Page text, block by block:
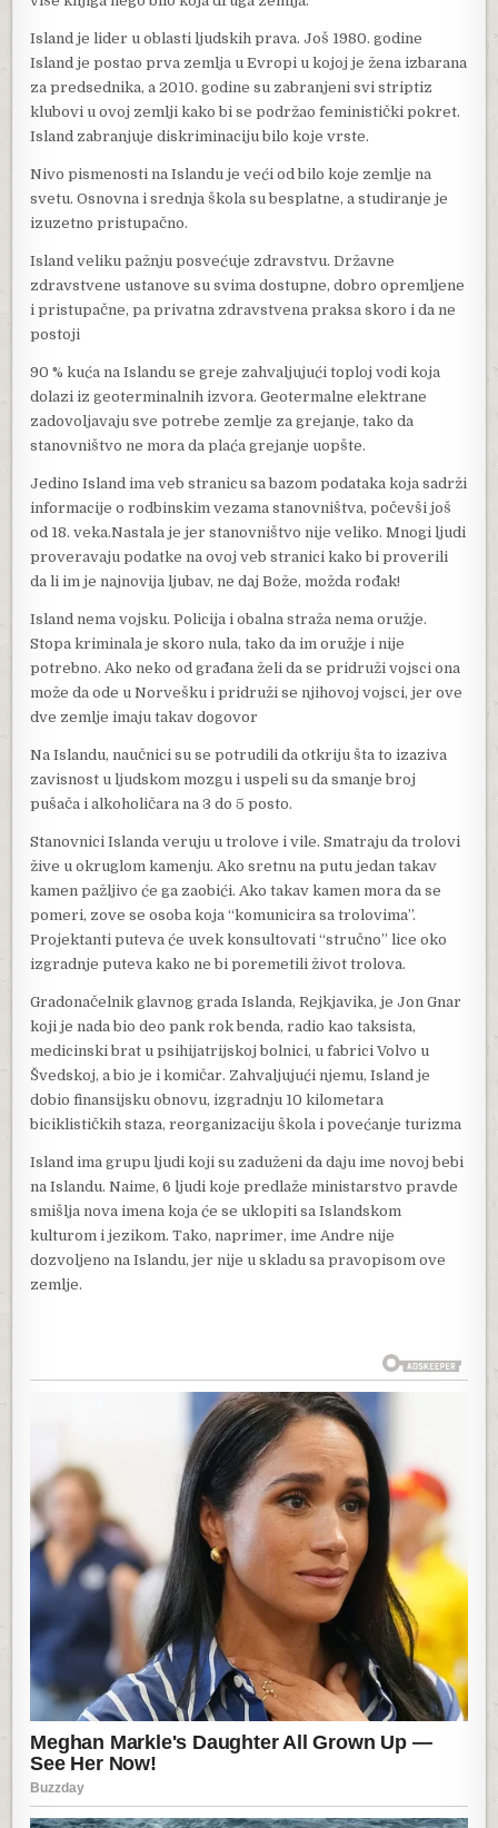
Island je lider u oblasti ljudskih prava. Još 1980. godine
Island je postao prva zemlja u Evropi u kojoj je žena izbarana
za predsednika, a 2010. godine su zabranjeni svi striptiz
klubovi u ovoj zemlji kako bi se podržao feministički pokret.
Island zabranjuje diskriminaciju bilo koje vrste.
Nivo pismenosti na Islandu je veći od bilo koje zemlje na
svetu. Osnovna i srednja škola su besplatne, a studiranje je
izuzetno pristupačno.
Island veliku pažnju posvećuje zdravstvu. Državne
zdravstvene ustanove su svima dostupne, dobro opremljene
i pristupačne, pa privatna zdravstvena praksa skoro i da ne
postoji
90 % kuća na Islandu se greje zahvaljujući toploj vodi koja
dolazi iz geoterminalnih izvora. Geotermalne elektrane
zadovoljavaju sve potrebe zemlje za grejanje, tako da
stanovništvo ne mora da plaća grejanje uopšte.
Jedino Island ima veb stranicu sa bazom podataka koja sadrži
informacije o rodbinskim vezama stanovništva, počevši još
od 18. veka.Nastala je jer stanovništvo nije veliko. Mnogi ljudi
proveravaju podatke na ovoj veb stranici kako bi proverili
da li im je najnovija ljubav, ne daj Bože, možda rođak!
Island nema vojsku. Policija i obalna straža nema oružje.
Stopa kriminala je skoro nula, tako da im oružje i nije
potrebno. Ako neko od građana želi da se pridruži vojsci ona
može da ode u Norvešku i pridruži se njihovoj vojsci, jer ove
dve zemlje imaju takav dogovor
Na Islandu, naučnici su se potrudili da otkriju šta to izaziva
zavisnost u ljudskom mozgu i uspeli su da smanje broj
pušača i alkoholičara na 3 do 5 posto.
Stanovnici Islanda veruju u trolove i vile. Smatraju da trolovi
žive u okruglom kamenju. Ako sretnu na putu jedan takav
kamen pažljivo će ga zaobići. Ako takav kamen mora da se
pomeri, zove se osoba koja “komunicira sa trolovima”.
Projektanti puteva će uvek konsultovati “stručno” lice oko
izgradnje puteva kako ne bi poremetili život trolova.
Gradonačelnik glavnog grada Islanda, Rejkjavika, je Jon Gnar
koji je nada bio deo pank rok benda, radio kao taksista,
medicinski brat u psihijatrijskoj bolnici, u fabrici Volvo u
Švedskoj, a bio je i komičar. Zahvaljujući njemu, Island je
dobio finansijsku obnovu, izgradnju 10 kilometara
biciklističkih staza, reorganizaciju škola i povećanje turizma
Island ima grupu ljudi koji su zaduženi da daju ime novoj bebi
na Islandu. Naime, 6 ljudi koje predlaže ministarstvo pravde
smišlja nova imena koja će se uklopiti sa Islandskom
kulturom i jezikom. Tako, naprimer, ime Andre nije
dozvoljeno na Islandu, jer nije u skladu sa pravopisom ove
zemlje.